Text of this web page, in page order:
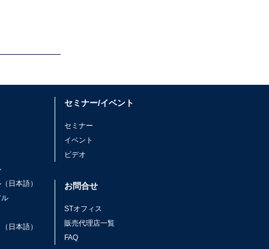
日本語）
ル
日本語）
セミナー/イベント
セミナー
イベント
ビデオ
お問合せ
STオフィス
販売代理店一覧
FAQ